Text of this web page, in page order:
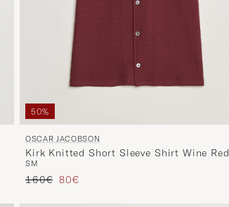
50%
OSCAR JACOBSON
Kirk Knitted Short Sleeve Shirt Wine Red
SM
Tavallinen hinta
160€ Alennettu hinta
80€